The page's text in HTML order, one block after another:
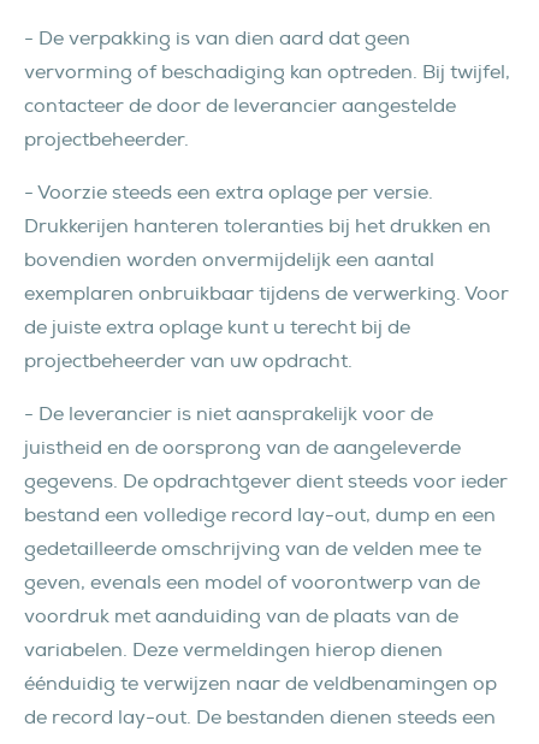
- De verpakking is van dien aard dat geen
vervorming of beschadiging kan optreden. Bij twijfel,
contacteer de door de leverancier aangestelde
projectbeheerder.
- Voorzie steeds een extra oplage per versie.
Drukkerijen hanteren toleranties bij het drukken en
bovendien worden onvermijdelijk een aantal
exemplaren onbruikbaar tijdens de verwerking. Voor
de juiste extra oplage kunt u terecht bij de
projectbeheerder van uw opdracht.
- De leverancier is niet aansprakelijk voor de
juistheid en de oorsprong van de aangeleverde
gegevens. De opdrachtgever dient steeds voor ieder
bestand een volledige record lay-out, dump en een
gedetailleerde omschrijving van de velden mee te
geven, evenals een model of voorontwerp van de
voordruk met aanduiding van de plaats van de
variabelen. Deze vermeldingen hierop dienen
éénduidig te verwijzen naar de veldbenamingen op
de record lay-out. De bestanden dienen steeds een